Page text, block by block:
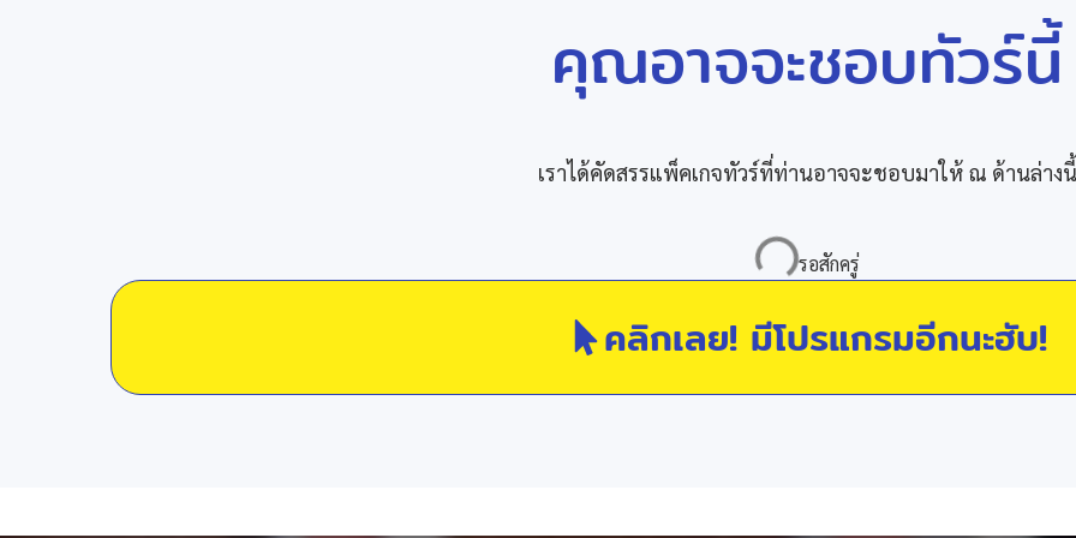
คุณอาจจะชอบทัวร์นี้
เราได้คัดสรรแพ็คเกจทัวร์ที่ท่านอาจจะชอบมาให้ ณ ด้านล่างนี้
คลิกเลย! มีโปรแกรมอีกนะฮับ!